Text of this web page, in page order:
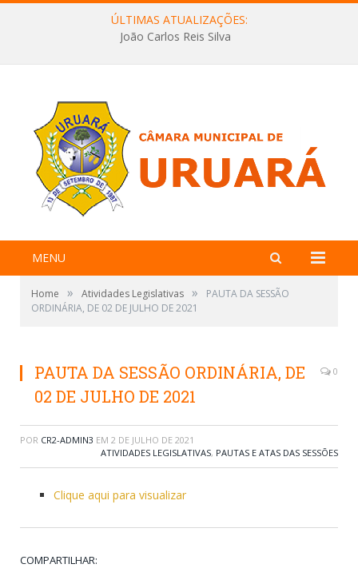
ÚLTIMAS ATUALIZAÇÕES:
João Carlos Reis Silva
MENU
Home » Atividades Legislativas »
PAUTA DA SESSÃO
ORDINÁRIA, DE 02 DE JULHO DE 2021
PAUTA DA SESSÃO ORDINÁRIA, DE
02 DE JULHO DE 2021
0
POR CR2-ADMIN3 EM 2 DE JULHO DE 2021
ATIVIDADES LEGISLATIVAS, PAUTAS E ATAS DAS SESSÕES
Clique aqui para visualizar
COMPARTILHAR: